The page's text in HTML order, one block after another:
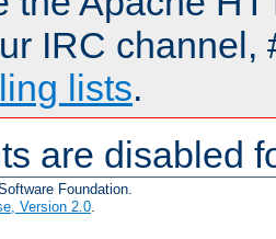
IRC channel,
lists.
are disabled
Foundation.
Version 2.0